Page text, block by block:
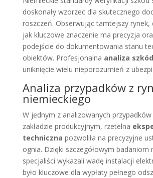
doskonały wzorzec dla skutecznego
roszczeń. Obserwując tamtejszy rynek,
jak kluczowe znaczenie ma precyzja
podejście do dokumentowania stanu
obiektów. Profesjonalna analiza szkód
uniknięcie wielu nieporozumień z
Analiza przypadków z
niemieckiego
W jednym z analizowanych
zakładzie produkcyjnym, rzetelna
techniczna pozwoliła na precyzyjne
ognia. Dzięki szczegółowym badaniom
specjaliści wykazali wadę instalacji
było kluczowe dla wypłaty pełnego